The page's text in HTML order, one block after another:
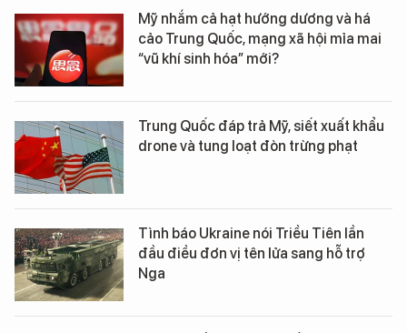
Mỹ nhắm cả hạt hướng dương và há
cảo Trung Quốc, mạng xã hội mỉa mai
“vũ khí sinh hóa” mới?
Trung Quốc đáp trả Mỹ, siết xuất khẩu
drone và tung loạt đòn trừng phạt
Tình báo Ukraine nói Triều Tiên lần
đầu điều đơn vị tên lửa sang hỗ trợ
Nga